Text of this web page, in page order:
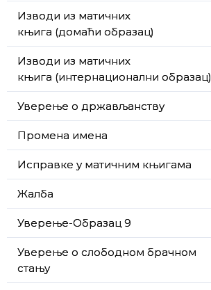
Изводи из матичних
књига (домаћи образац)
Изводи из матичних
књига (интернационални образац)
Уверење о држављанству
Промена имена
Исправке у матичним књигама
Жалба
Уверење-Образац 9
Уверење о слободном брачном
стању